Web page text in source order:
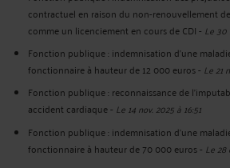
contractuel en raison du non-renouvellement
comme un licenciement en cours de CDI- Le 30
Fonction publique : indemnisation d'une
fonctionnaire à hauteur de 12 000 euros- Le 21
Fonction publique : reconnaissance de
accident cardiaque- Le 14 nov. 2025 à 16:51
Fonction publique : indemnisation d'une
fonctionnaire à hauteur de 70 000 euros- Le 28